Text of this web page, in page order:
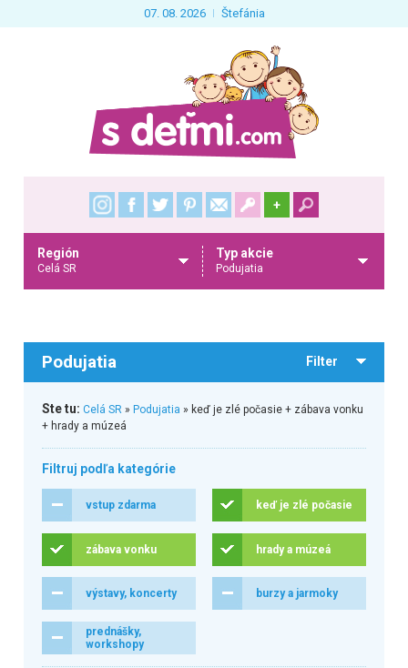
07. 08. 2026 Štefánia
+
Región
Celá SR
Typ akcie
Podujatia
Podujatia Filter
Ste tu: Celá SR» Podujatia » keď je zlé počasie + zábava vonku
+ hrady a múzeá
Filtruj podľa kategórie
vstup zdarma keď je zlé počasie
zábava vonku hrady a múzeá
výstavy, koncerty burzy a jarmoky
prednášky,
workshopy